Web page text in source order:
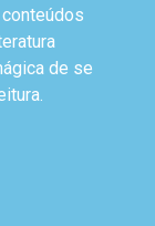
de se